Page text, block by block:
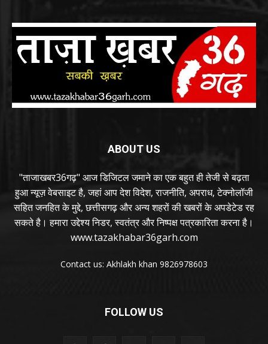
ABOUT US
"ताजाखबर36गढ़" आज डिजिटल जमाने का एक बहुत ही तेजी से बढ़ता
हुआ न्यूज़ वेबसाइट है, जहां आप देश विदेश, राजनीति, अपराध, टेक्नोलॉजी
सहित जनहित के मुद्दे, छत्तीसगढ़ और अन्य शहरों की खबरों के अपडेटेड रह
सकते है। हमारा उद्देश्य निडर, स्वतंत्र और निष्पक्ष पत्रकारिता करना है।
www.tazakhabar36garh.com
Contact us: Akhlakh khan 9826978603
FOLLOW US